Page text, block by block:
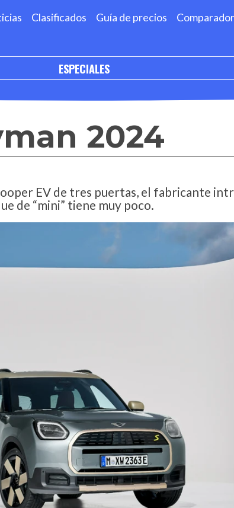
Clasificados Guía de precios Comparador
ESPECIALES
2024
EV de tres puertas, el fabricante
de “mini” tiene muy poco.